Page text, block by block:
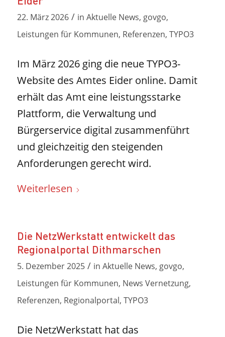
22. März 2026 / in Aktuelle News, govgo,
Leistungen für Kommunen, Referenzen, TYPO3
Im März 2026 ging die neue TYPO3-
Website des Amtes Eider online. Damit
erhält das Amt eine leistungsstarke
Plattform, die Verwaltung und
Bürgerservice digital zusammenführt
und gleichzeitig den steigenden
Anforderungen gerecht wird.
Weiterlesen
Die NetzWerkstatt entwickelt das
Regionalportal Dithmarschen
5. Dezember 2025 / in Aktuelle News, govgo,
Leistungen für Kommunen, News Vernetzung,
Referenzen, Regionalportal, TYPO3
Die NetzWerkstatt hat das